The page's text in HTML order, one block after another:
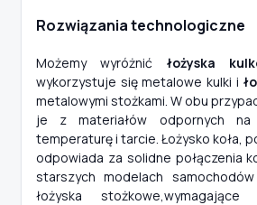
Rozwiązania technologiczne
Możemy wyróżnić łożyska
wykorzystuje się metalowe kulki i
metalowymi stożkami. W obu
je z materiałów odpornych na
temperaturę i tarcie. Łożysko koła,
odpowiada za solidne połączenia
starszych modelach
łożyska